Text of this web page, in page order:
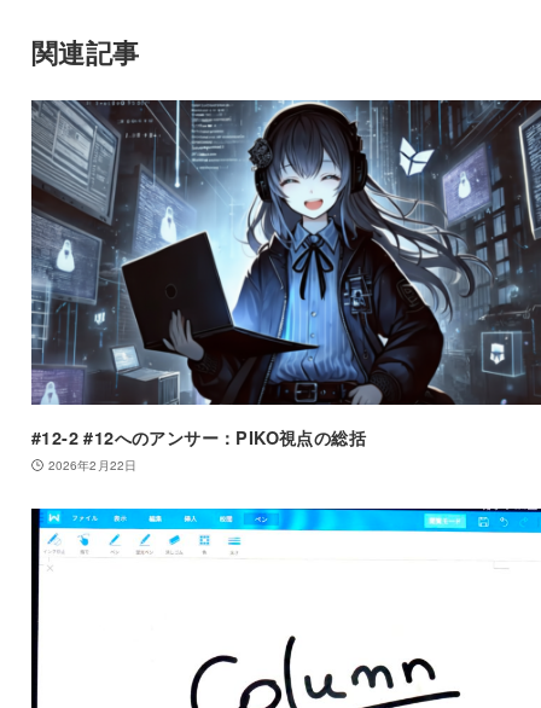
関連記事
#12-2 #12へのアンサー：PIKO視点の総括
2026年2月22日